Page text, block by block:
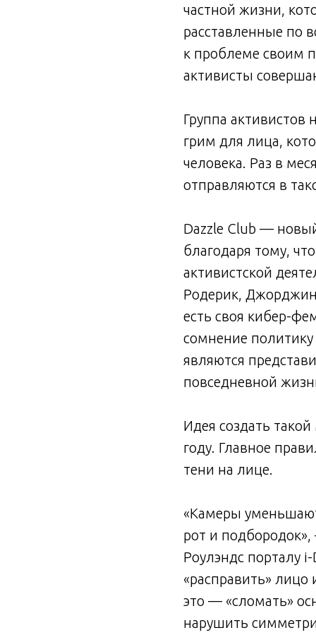
частной жизни,
расставленные по
к проблеме своим
активисты
Группа
грим для лица,
человека. Раз в
отправляются в
Dazzle Club —
благодаря тому,
активистской
Родерик,
есть своя кибер-
сомнение
являются
повседневной
Идея создать
году. Главное
тени на лице.
«Камеры
рот и
Роулэндс порталу
«расправить»
это — «сломать»
нарушить